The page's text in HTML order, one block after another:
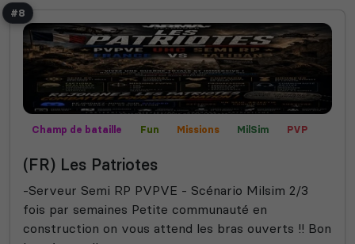
#8
Champ de bataille Fun Missions MilSim
PVP
(FR) Les Patriotes
-Serveur Semi RP PVPVE - Scénario Milsim 2/3
fois par semaines Petite communauté en
construction on vous attend les bras ouverts !! Bon